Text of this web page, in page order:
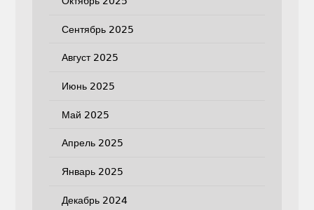
Сентябрь 2025
Август 2025
Июнь 2025
Май 2025
Апрель 2025
Январь 2025
Декабрь 2024